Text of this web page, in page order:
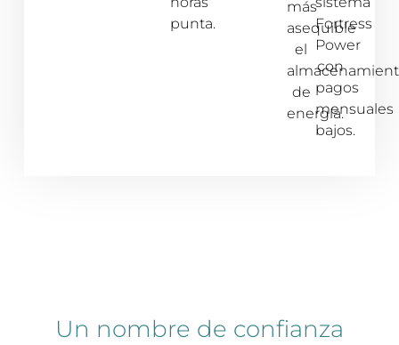
punta.
más
asequible
el
de
energía.
Fortress
Power
con
pagos
mensuales
bajos.
Un nombre de confianza